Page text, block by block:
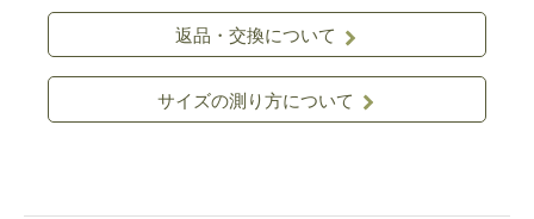
返品・交換について
サイズの測り方について